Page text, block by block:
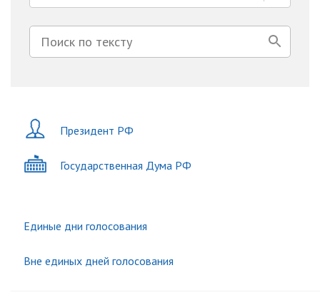
Президент РФ
Государственная Дума РФ
Единые дни голосования
Вне единых дней голосования